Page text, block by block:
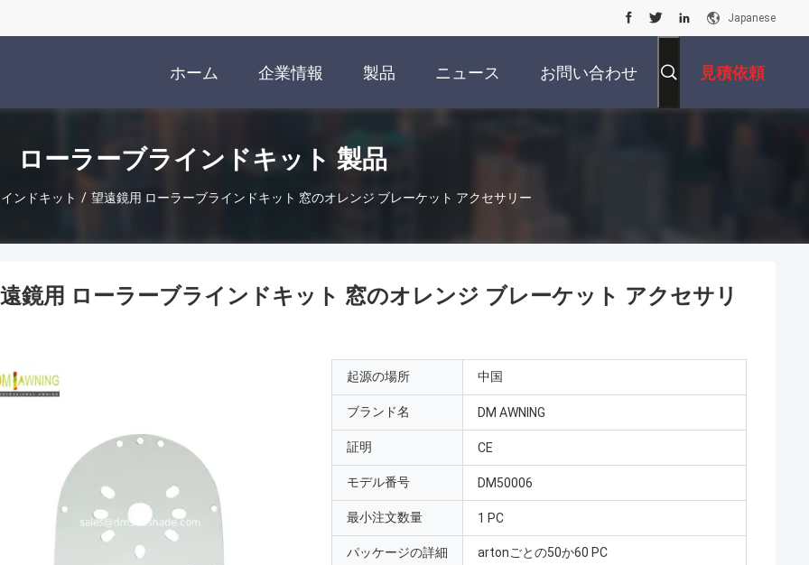
Japanese
ホーム 企業情報 製品 ニュース お問い合わせ 見積依頼
ローラーブラインドキット 製品
ンドキット / 望遠鏡用 ローラーブラインドキット 窓のオレンジ ブレーケット アクセサリー
鏡用 ローラーブラインドキット 窓のオレンジ ブレーケット アクセサリ
起源の場所 中国
ブランド名 DM AWNING
証明 CE
モデル番号 DM50006
最小注文数量 1 PC
パッケージの詳細 artonごとの50か60 PC